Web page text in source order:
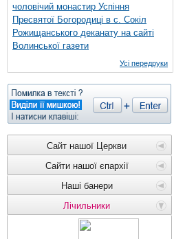
чоловічий монастир Успіння
Пресвятої Богородиці в с. Сокіл
Рожищанського деканату на сайті
Волинської газети
Усі передруки
Сайт нашої Церкви
Сайти нашої єпархії
Наші банери
Лічильники